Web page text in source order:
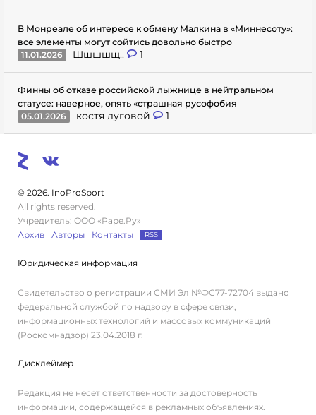
В Монреале об интересе к обмену Малкина в «Миннесоту»:
все элементы могут сойтись довольно быстро
11.01.2026
Шшшшщ.. 1
Финны об отказе российской лыжнице в нейтральном
статусе: наверное, опять «страшная русофобия
05.01.2026
костя луговой 1
© 2026. InoProSport
All rights reserved.
Учредитель: ООО «Раре.Ру»
Архив
Авторы Контакты RSS
Юридическая информация
Свидетельство о регистрации СМИ Эл №ФС77-72704 выдано
федеральной службой по надзору в сфере связи,
информационных технологий и массовых коммуникаций
(Роскомнадзор) 23.04.2018 г.
Дисклеймер
Редакция не несет ответственности за достоверность
информации, содержащейся в рекламных объявлениях.